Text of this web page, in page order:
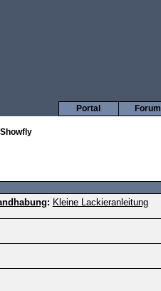
Forum
Portal
: Kleine Lackieranleitung